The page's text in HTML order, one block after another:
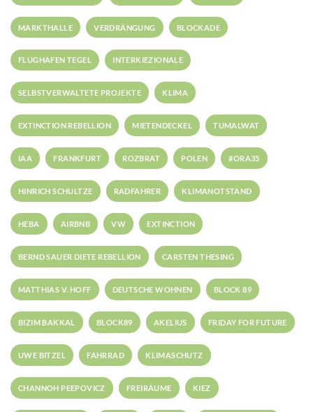
MARKTHALLE VERDRÄNGUNG BLOCKADE
FLUGHAFEN TEGEL INTERKIEZIONALE
SELBSTVERWALTETE PROJEKTE KLIMA
EXTINCTION REBELLION MIETENDECKEL TUMALWAT
IAA FRANKFURT ROZBRAT POLEN #ORA35
HINRICH SCHULTZE RADFAHRER KLIMANOTSTAND
HEBA AIRBNB VW EXTINCTION
BERND SAUER DIETE REBELLION CARSTEN THESING
MATTHIAS V. HOFF DEUTSCHE WOHNEN BLOCK 89
BIZIM BAKKAL BLOCK89 AKELIUS FRIDAY FOR FUTURE
UWE BITZEL FAHRRAD KLIMASCHUTZ
CHANNOH PEEPOVICZ FREIRÄUME KIEZ